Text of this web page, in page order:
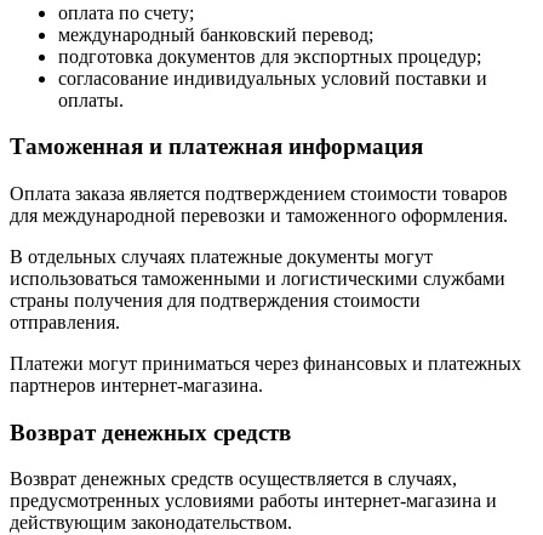
оплата по счету;
международный банковский перевод;
подготовка документов для экспортных процедур;
согласование индивидуальных условий поставки и
оплаты.
Таможенная и платежная информация
Оплата заказа является подтверждением стоимости товаров
для международной перевозки и таможенного оформления.
В отдельных случаях платежные документы могут
использоваться таможенными и логистическими службами
страны получения для подтверждения стоимости
отправления.
Платежи могут приниматься через финансовых и платежных
партнеров интернет-магазина.
Возврат денежных средств
Возврат денежных средств осуществляется в случаях,
предусмотренных условиями работы интернет-магазина и
действующим законодательством.